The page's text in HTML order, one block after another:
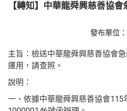
【轉知】中華龍舜興慈善協
發布單位：
主旨：檢送中華龍舜興慈善協會
運用，請查照。
說明：
一、依據中華龍舜興慈善協會115